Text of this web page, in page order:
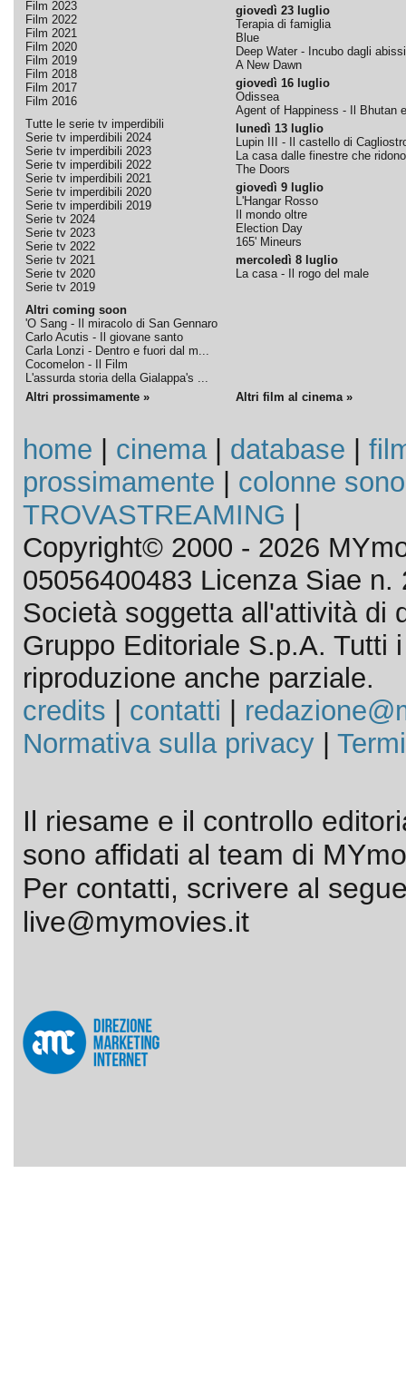
Film 2023
Film 2022
Film 2021
Film 2020
Film 2019
Film 2018
Film 2017
Film 2016
Tutte le serie tv imperdibili
Serie tv imperdibili 2024
Serie tv imperdibili 2023
Serie tv imperdibili 2022
Serie tv imperdibili 2021
Serie tv imperdibili 2020
Serie tv imperdibili 2019
Serie tv 2024
Serie tv 2023
Serie tv 2022
Serie tv 2021
Serie tv 2020
Serie tv 2019
Altri coming soon
'O Sang - Il miracolo di San Gennaro
Carlo Acutis - Il giovane santo
Carla Lonzi - Dentro e fuori dal m...
Cocomelon - Il Film
L'assurda storia della Gialappa's ...
giovedì 23 luglio
Terapia di famiglia
Blue
Deep Water - Incubo dagli abissi
A New Dawn
giovedì 16 luglio
Odissea
Agent of Happiness - Il Bhutan
lunedì 13 luglio
Lupin III - Il castello di
La casa dalle finestre che ridono
The Doors
giovedì 9 luglio
L'Hangar Rosso
Il mondo oltre
Election Day
165' Mineurs
mercoledì 8 luglio
La casa - Il rogo del male
Altri prossimamente » Altri film al cinema »
home cinema| database
prossimamente
colonne
TROVASTREAMING
Copyright© 2000 - 2026
05056400483 Licenza Siae n.
Società soggetta all'attività di
Gruppo Editoriale S.p.A. Tutti
riproduzione anche parziale.
credits
contatti
Normativa sulla privacy|
Il riesame e il controllo
sono affidati al team di
Per contatti, scrivere al
live@mymovies.it